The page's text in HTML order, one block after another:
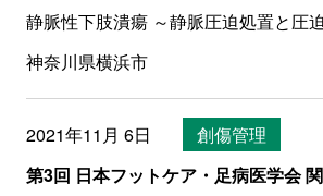
静脈性下肢潰瘍 ～静脈圧迫処置と圧
神奈川県横浜市
2021年11月 6日
創傷管理
第3回 日本フットケア・足病医学会